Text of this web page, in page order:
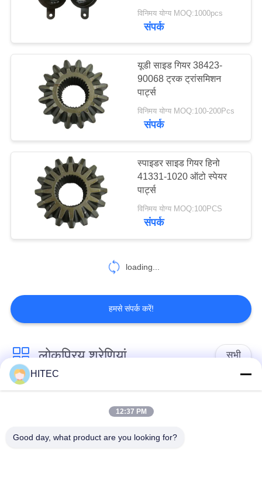
विनिमय योग्य MOQ:1000pcs
संपर्क
यूडी साइड गियर 38423-
90068 ट्रक ट्रांसमिशन
पार्ट्स
विनिमय योग्य MOQ:100-200Pcs
संपर्क
स्पाइडर साइड गियर हिनो
41331-1020 ऑटो स्पेयर
पार्ट्स
विनिमय योग्य MOQ:100PCS
संपर्क
loading...
हमसे संपर्क करें!
लोकप्रिय श्रेणियां सभी
वाहन स्पेयर पार्ट्स मोटरसाइकिल पिस्टन किट
HITEC
12:37 PM
Good day, what product are you looking for?